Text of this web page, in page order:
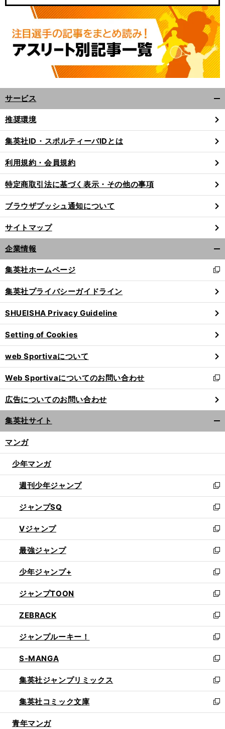
前
へ
サービス
閉
る
推奨環境
集英社ID・スポルティーバIDとは
利用規約・会員規約
特定商取引法に基づく表示・その他の事項
ブラウザプッシュ通知について
サイトマップ
企業情報
閉
る
集英社ホームページ
新
し
い
ウ
ィ
ン
ド
ウ
で
開
く
集英社プライバシーガイドライン
SHUEISHA Privacy Guideline
Setting of Cookies
web Sportivaについて
Web Sportivaについてのお問い合わせ
新
し
い
ウ
ィ
ン
ウ
開
く
広告についてのお問い合わせ
集英社サイト
マンガ
少年マンガ
週刊少年ジャンプ
新
し
い
ウ
ィ
ン
ド
ウ
で
開
く
ジャンプSQ
新
し
い
ウ
ィ
ン
ド
ウ
で
開
く
Vジャンプ
新
し
い
ウ
ィ
ン
ド
ウ
で
開
く
最強ジャンプ
新
し
い
ウ
ィ
ン
ド
ウ
で
開
く
少年ジャンプ+
新
し
い
ウ
ィ
ン
ド
ウ
で
開
く
ジャンプTOON
新
し
い
ウ
ィ
ン
ド
ウ
で
開
く
ZEBRACK
新
し
い
ウ
ィ
ン
ド
ウ
で
開
ジャンプルーキー！
新
し
い
ウ
ィ
ン
ド
ウ
S-MANGA
新
し
い
ウ
ィ
ン
集英社ジャンプリミックス
新
し
い
ウ
集英社コミック文庫
新
し
青年マンガ